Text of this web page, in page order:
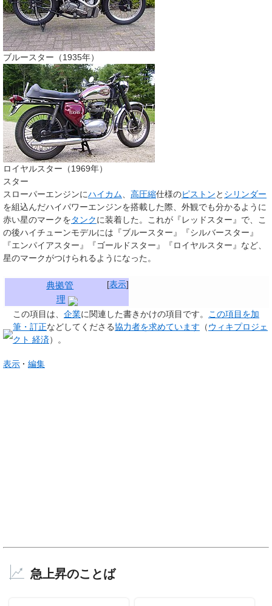
ブルースター（1935年）
ロイヤルスター（1969年）
スター
スローパーエンジンにハイカム、 高圧縮仕様のピストンと シリンダー
を組込んだハイパワーエンジンを搭載した際、外観でも分かるように
赤い星のマークをタンクに装着した。これが『レッドスター』で、こ
の後ハイチューンモデルには『ブルースター』『シルバースター』
『エンパイアスター』『ゴールドスター』『ロイヤルスター』など、
星のマークがつけられるようになった。
[表示]
典拠管
理
この項目は、 企業に関連した書きかけの項目 です。
この項目を加
筆・訂正などしてくださる協力者を求めています （ウィキプロジェ
クト 経済）。
表示 編集
急上昇のことば